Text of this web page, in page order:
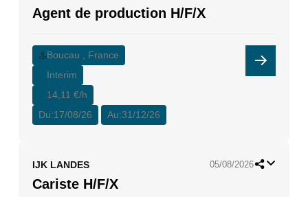
Agent de production H/F/X
Boucau , France
Interim
14,11 €/h
Du:17/08/26 Au:31/12/26
IJK LANDES 05/08/2026
Cariste H/F/X